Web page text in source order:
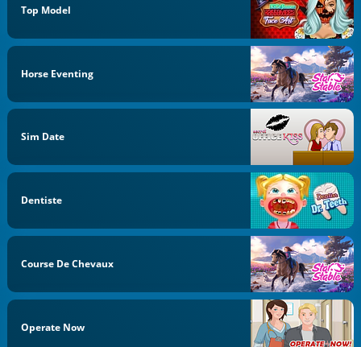
Top Model
Horse Eventing
Sim Date
Dentiste
Course De Chevaux
Operate Now